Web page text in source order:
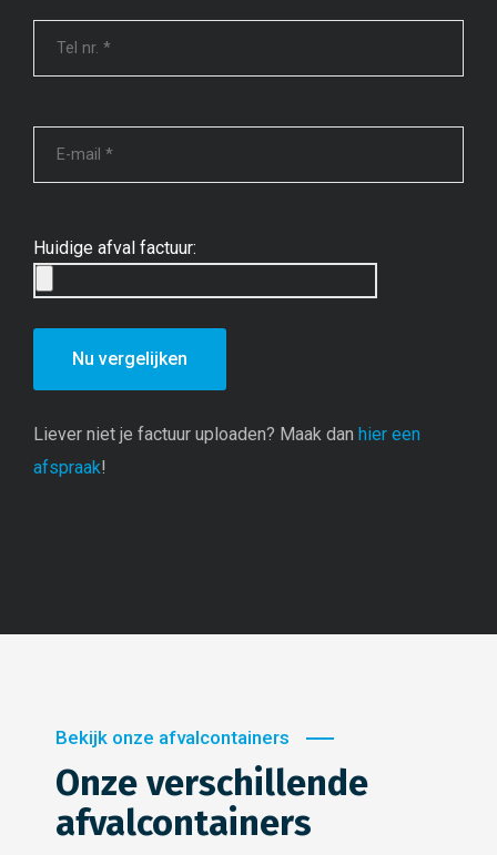
Huidige afval factuur:
Liever niet je factuur uploaden? Maak dan hier een
afspraak!
Bekijk onze afvalcontainers
Onze verschillende
afvalcontainers